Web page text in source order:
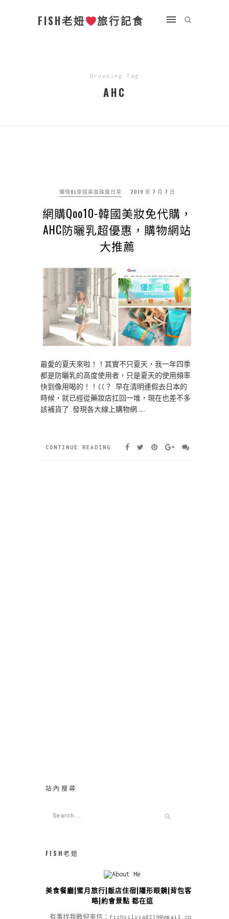
FISH老妞 旅行記食
Browsing Tag
AHC
懶惰OL穿搭美妝珠寶日常 2019 年 7 月 7 日
網購Qoo10-韓國美妝免代購，
AHC防曬乳超優惠，購物網站
大推薦
最愛的夏天來啦！！其實不只夏天，我一年四季
都是防曬乳的高度使用者，只是夏天的使用頻率
快到像用喝的！！((？ 早在清明連假去日本的
時候，就已經從藥妝店扛回一堆，現在也差不多
該補貨了 發現各大線上購物網……
CONTINUE READING
站內搜尋
FISH老妞
美食餐廳|蜜月旅行|飯店住宿|隱形眼鏡|背包客攻
略|約會景點 都在這
有事找我歡迎來信：fishsilvia8319@gmail.com